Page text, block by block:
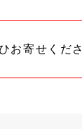
お寄せくださ